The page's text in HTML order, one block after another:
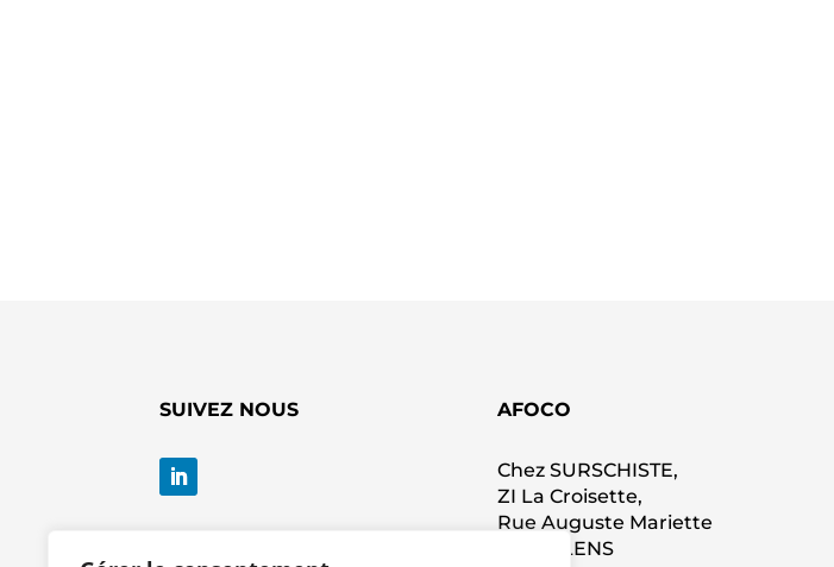
SUIVEZ NOUS AFOCO
Chez SURSCHISTE,
ZI La Croisette,
Rue Auguste Mariette
62300 LENS